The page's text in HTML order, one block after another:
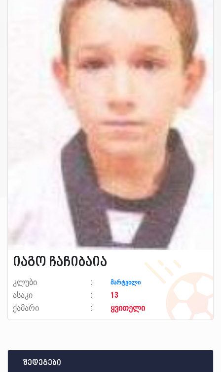
იაგო ჩაჩიბაია
კლუბი მარტვილი
ასაკი
13
ქამარი
ყვითელი
შედეგები